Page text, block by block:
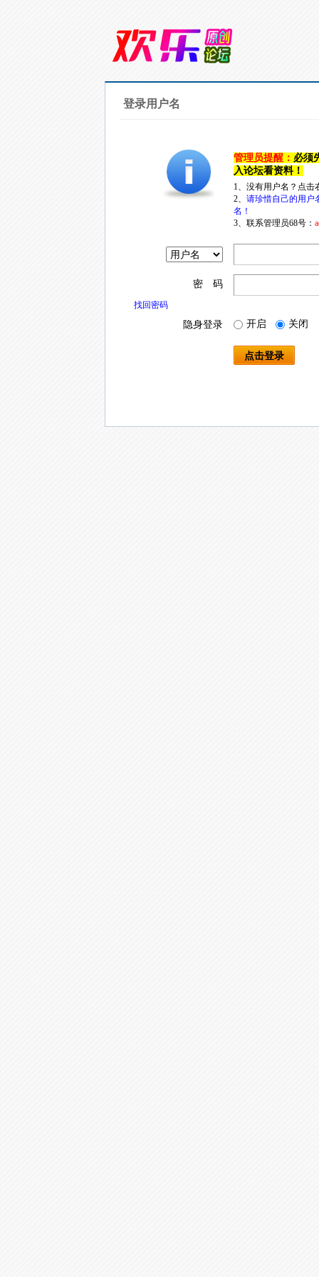
登录用户名
管理员提醒： 必须
入论坛看资料！
1、没有用户名？点
2、 请珍惜自己的用户
名！
3、联系管理员68号：
密 码
找回密码
隐身登录 开启 关闭
点击登录